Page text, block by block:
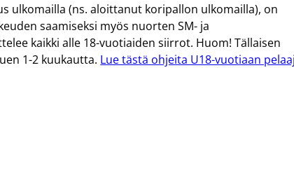
ulkomailla (ns. aloittanut koripallon ulkomailla), on
saamiseksi myös nuorten SM- ja
kaikki alle 18-vuotiaiden siirrot. Huom! Tällaisen
1-2 kuukautta. Lue tästä ohjeita U18-vuotiaan